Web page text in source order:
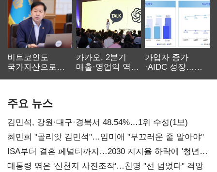
비트코인도
국가자산으로…'
카카오, 2분기
매출·영업익 역대
가입자 증가
·AIDC 성장…
주요 뉴스
김민석, 강원·대구·경북서 48.54%…1위 수성(1보)
최민희 "골리앗 김민석"…임미애 "부끄러운 줄 알아야"
ISA부터 결혼 페널티까지…2030 지지율 하락에 '청년
챙기기'
대통령 엮은 '신천지 사진조작'…친명 "선 넘었다" 격앙